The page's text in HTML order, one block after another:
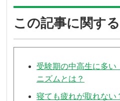
この記事に関す
受験期の中高生に多い
ニズムとは？
寝ても疲れが取れない